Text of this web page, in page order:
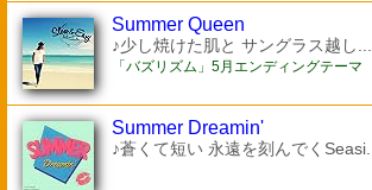
Summer Queen
♪少し焼けた肌と サングラス越し...
「バズリズム」5月エンディングテーマ
Summer Dreamin'
♪蒼くて短い 永遠を刻んでくSeasi...